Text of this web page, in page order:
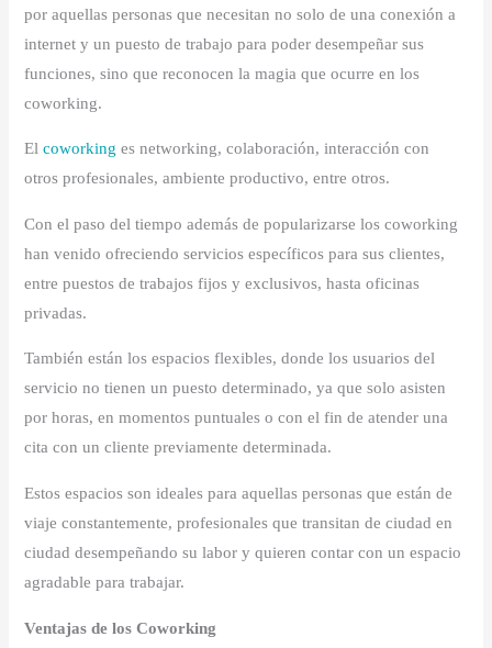
por aquellas personas que necesitan no solo de una conexión a
internet y un puesto de trabajo para poder desempeñar sus
funciones, sino que reconocen la magia que ocurre en los
coworking.
Elcoworkinges networking, colaboración, interacción con
otros profesionales, ambiente productivo, entre otros.
Con el paso del tiempo además de popularizarse los coworking
han venido ofreciendo servicios específicos para sus clientes,
entre puestos de trabajos fijos y exclusivos, hasta oficinas
privadas.
También están los espacios flexibles, donde los usuarios del
servicio no tienen un puesto determinado, ya que solo asisten
por horas, en momentos puntuales o con el fin de atender una
cita con un cliente previamente determinada.
Estos espacios son ideales para aquellas personas que están de
viaje constantemente, profesionales que transitan de ciudad en
ciudad desempeñando su labor y quieren contar con un espacio
agradable para trabajar.
Ventajas de los Coworking